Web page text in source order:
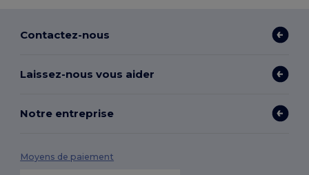
Contactez-nous
Laissez-nous vous aider
Notre entreprise
Moyens de paiement